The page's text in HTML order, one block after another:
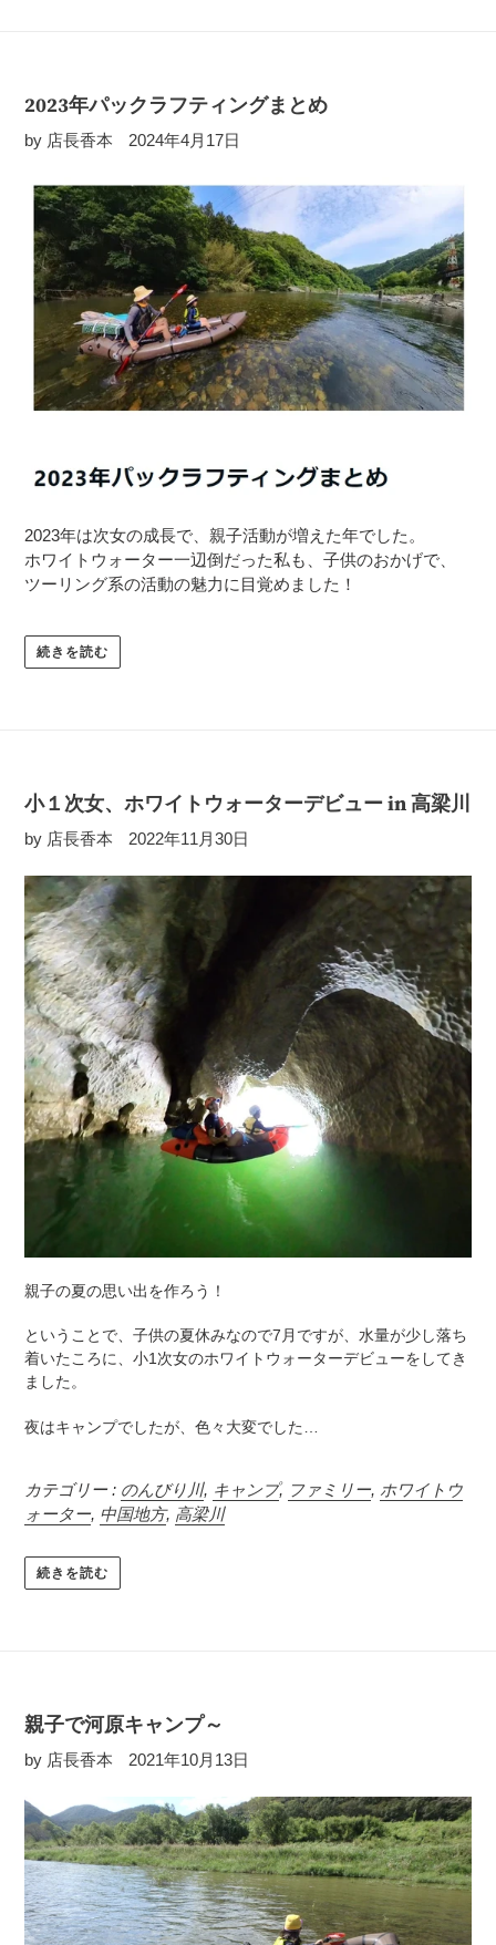
2023年パックラフティングまとめ
by 店長香本 2024年4月17日
2023年は次女の成長で、親子活動が増えた年でした。
ホワイトウォーター一辺倒だった私も、子供のおかげで、
ツーリング系の活動の魅力に目覚めました！
続きを読む
小１次女、ホワイトウォーターデビュー in 高梁川
by 店長香本 2022年11月30日
親子の夏の思い出を作ろう！
ということで、子供の夏休みなので7月ですが、水量が少し落ち
着いたころに、小1次女のホワイトウォーターデビューをしてき
ました。
夜はキャンプでしたが、色々大変でした…
カテゴリー : のんびり川, キャンプ, ファミリー, ホワイトウ
ォーター, 中国地方, 高梁川
続きを読む
親子で河原キャンプ～
by 店長香本 2021年10月13日